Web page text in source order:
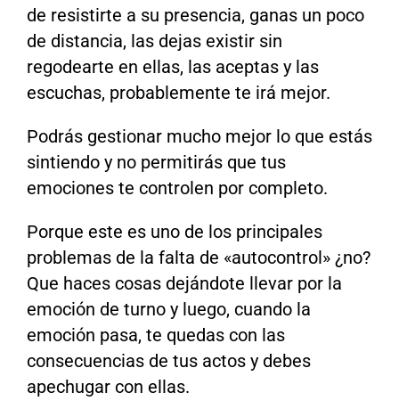
de resistirte a su presencia, ganas un poco
de distancia, las dejas existir sin
regodearte en ellas, las aceptas y las
escuchas, probablemente te irá mejor.
Podrás gestionar mucho mejor lo que estás
sintiendo y no permitirás que tus
emociones te controlen por completo.
Porque este es uno de los principales
problemas de la falta de «autocontrol» ¿no?
Que haces cosas dejándote llevar por la
emoción de turno y luego, cuando la
emoción pasa, te quedas con las
consecuencias de tus actos y debes
apechugar con ellas.